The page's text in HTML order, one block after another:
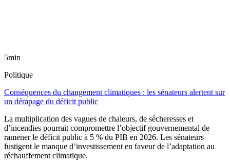
5min
Politique
Conséquences du changement climatiques : les sénateurs alertent sur
un dérapage du déficit public
La multiplication des vagues de chaleurs, de sécheresses et
d’incendies pourrait compromettre l’objectif gouvernemental de
ramener le déficit public à 5 % du PIB en 2026. Les sénateurs
fustigent le manque d’investissement en faveur de l’adaptation au
réchauffement climatique.